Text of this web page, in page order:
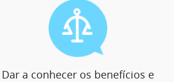
Dar a conhecer os benefícios e